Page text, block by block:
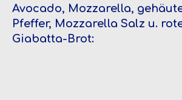
Avocado, Mozzarella,
Pfeffer, Mozzarella Salz u.
Giabatta-Brot: